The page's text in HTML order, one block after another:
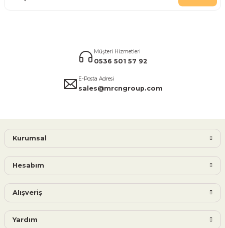
Müşteri Hizmetleri
0536 501 57 92
E-Posta Adresi
sales@mrcngroup.com
Kurumsal
Hesabım
Alışveriş
Yardım